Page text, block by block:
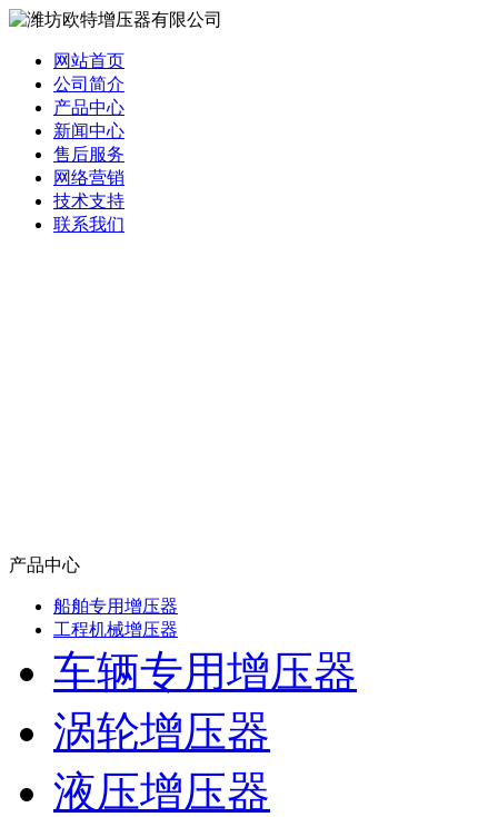
网站首页
公司简介
产品中心
新闻中心
售后服务
网络营销
技术支持
联系我们
产品中心
船舶专用增压器
工程机械增压器
车辆专用增压器
涡轮增压器
液压增压器